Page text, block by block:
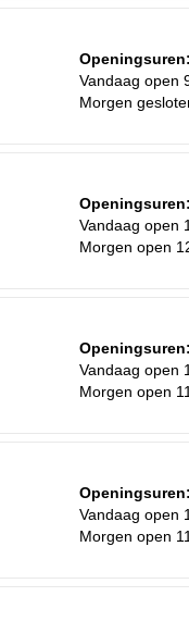
Openingsuren:
Vandaag open
Morgen
Openingsuren:
Vandaag open
Morgen open
Openingsuren:
Vandaag open
Morgen open
Openingsuren:
Vandaag open
Morgen open